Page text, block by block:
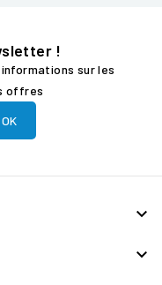
!
sur les
offres

